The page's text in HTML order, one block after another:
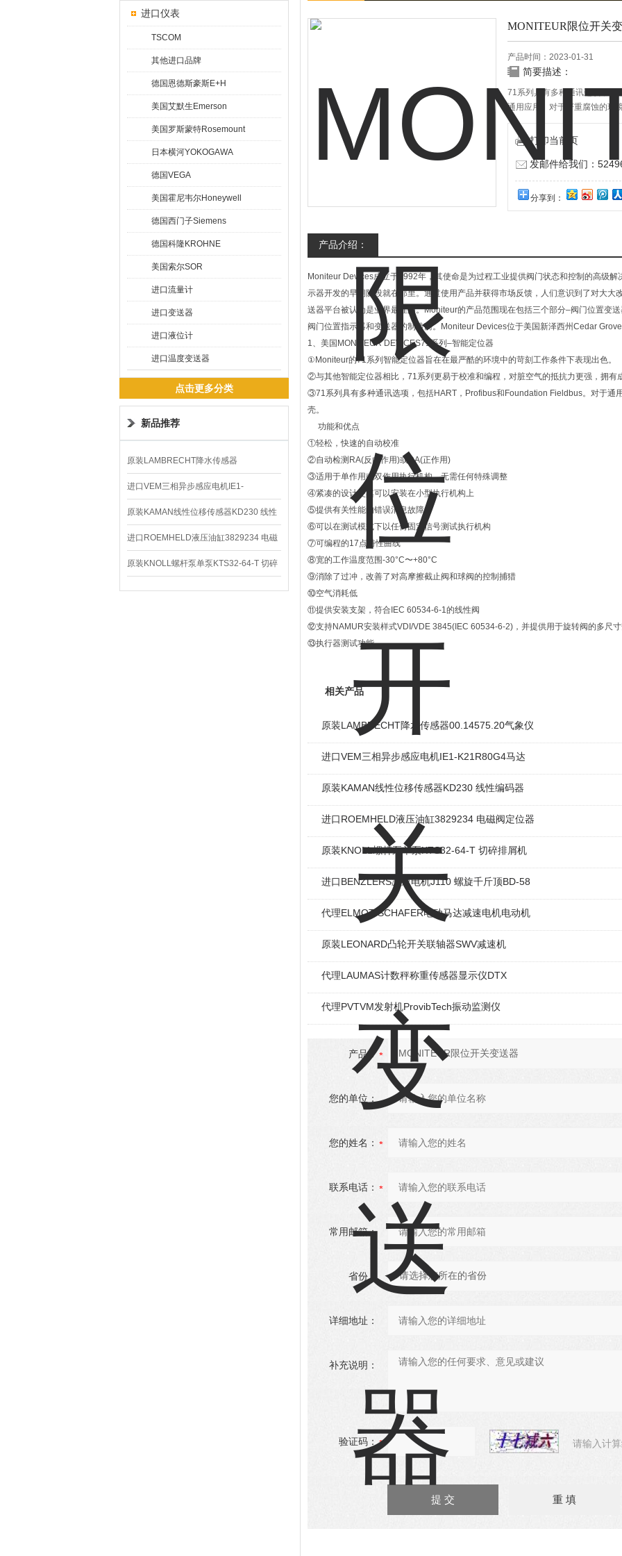
进口仪表
TSCOM
其他进口品牌
德国恩德斯豪斯E+H
美国艾默生Emerson
美国罗斯蒙特Rosemount
日本横河YOKOGAWA
德国VEGA
美国霍尼韦尔Honeywell
德国西门子Siemens
德国科隆KROHNE
美国索尔SOR
进口流量计
进口变送器
进口液位计
进口温度变送器
点击更多分类
新品推荐
原装LAMBRECHT降水传感器
00.14575.20气象仪
进口VEM三相异步感应电机IE1-
K21R80G4马达
原装KAMAN线性位移传感器KD230 线性
编码器
进口ROEMHELD液压油缸3829234 电磁
阀定位器
原装KNOLL螺杆泵单泵KTS32-64-T 切碎
排屑机
MONITEUR限位开关
产品时间：2023-01-31
简要描述：
71系列具有多种通讯选项，
通用应用。对于严重腐蚀的环
打印当前页
发邮件给我们：
分享到：
产品介绍：
Moniteur Devices成立于1992年，其使命是为过程工业提供阀门状态和控制的高级
示器开发的早期阶段就在那里。通过使用产品并获得市场反馈，人们意识到了对大大
送器平台被认为是业界最佳的。Moniteur的产品范围现在包括三个部分–阀门位置变
阀门位置指示器和变送器的制造商。Moniteur Devices位于美国新泽西州Cedar
1、美国MONITEUR DEVICES71系列–智能定位器
①Moniteur的71系列智能定位器旨在在最严酷的环境中的苛刻工作条件下表现出色。
②与其他智能定位器相比，71系列更易于校准和编程，对脏空气的抵抗力更强，拥有
③71系列具有多种通讯选项，包括HART，Profibus和Foundation Fieldbus。对于通
壳。
功能和优点
①轻松，快速的自动校准
②自动检测RA(反向作用)或DA(正作用)
③适用于单作用或双作用执行机构，无需任何特殊调整
④紧凑的设计使其可以安装在小型执行机构上
⑤提供有关性能的错误消息故障
⑥可以在测试模式下以任何固定信号测试执行机构
⑦可编程的17点特性曲线
⑧宽的工作温度范围-30°C〜+80°C
⑨消除了过冲，改善了对高摩擦截止阀和球阀的控制捕猎
⑩空气消耗低
⑪提供安装支架，符合IEC 60534-6-1的线性阀
⑫支持NAMUR安装样式VDI/VDE 3845(IEC 60534-6-2)，并提供用于旋转阀的多尺
⑬执行器测试功能
相关产品
原装LAMBRECHT降水传感器00.14575.20气象仪
进口VEM三相异步感应电机IE1-K21R80G4马达
原装KAMAN线性位移传感器KD230 线性编码器
进口ROEMHELD液压油缸3829234 电磁阀定位器
原装KNOLL螺杆泵单泵KTS32-64-T 切碎排屑机
进口BENZLERS减速电机J110 螺旋千斤顶BD-58
代理ELMOT-SCHAFER电动马达减速电机电动机
原装LEONARD凸轮开关联轴器‌SWV减速机
代理LAUMAS计数秤称重传感器显示仪DTX
代理PVTVM发射机ProvibTech振动监测仪
产品：
您的单位：
您的姓名：
联系电话：
常用邮箱：
省份：
详细地址：
补充说明：
验证码： 请输入计